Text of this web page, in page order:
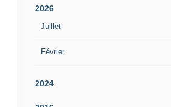
2026
Juillet
Février
2024